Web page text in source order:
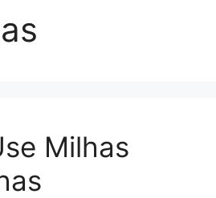
Milhas